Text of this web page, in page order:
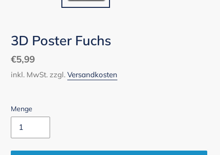
3D Poster Fuchs
Normaler
Preis
€5,99
inkl. MwSt. zzgl. Versandkosten
Menge